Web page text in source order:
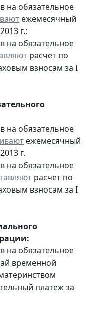
на обязательное
ежемесячный
г.;
на обязательное
расчет по
взносам за I
на обязательное
ежемесячный
г.
на обязательное
расчет по
взносам за I
на обязательное
временной
платеж за